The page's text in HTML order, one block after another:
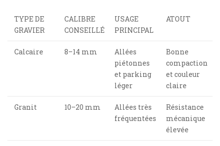
TYPE DE
GRAVIER
CALIBRE
CONSEILLÉ
USAGE
PRINCIPAL
ATOUT
Calcaire 8–14 mm
Allées
piétonnes
et parking
léger
Bonne
compaction
et couleur
claire
Granit 10–20 mm
Allées très
fréquentées
Résistance
mécanique
élevée